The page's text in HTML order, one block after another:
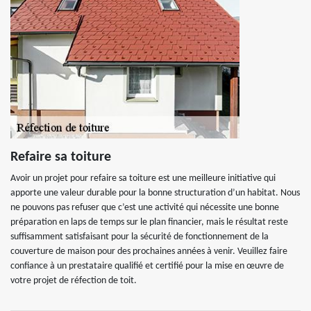
Refaire sa toiture
Avoir un projet pour refaire sa toiture est une meilleure initiative qui
apporte une valeur durable pour la bonne structuration d’un habitat. Nous
ne pouvons pas refuser que c’est une activité qui nécessite une bonne
préparation en laps de temps sur le plan financier, mais le résultat reste
suffisamment satisfaisant pour la sécurité de fonctionnement de la
couverture de maison pour des prochaines années à venir. Veuillez faire
confiance à un prestataire qualifié et certifié pour la mise en œuvre de
votre projet de réfection de toit.